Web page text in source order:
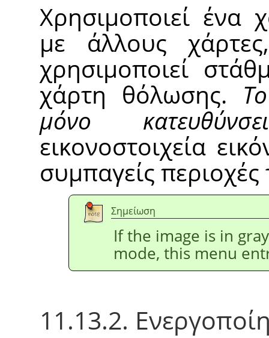
Χρησιμοποιεί ένα
με άλλους
χρησιμοποιεί
χάρτη θόλωσης.
μόνο
εικονοστοιχεία
συμπαγείς
Σημείωση
If the image is in
mode, this menu
11.13.2.